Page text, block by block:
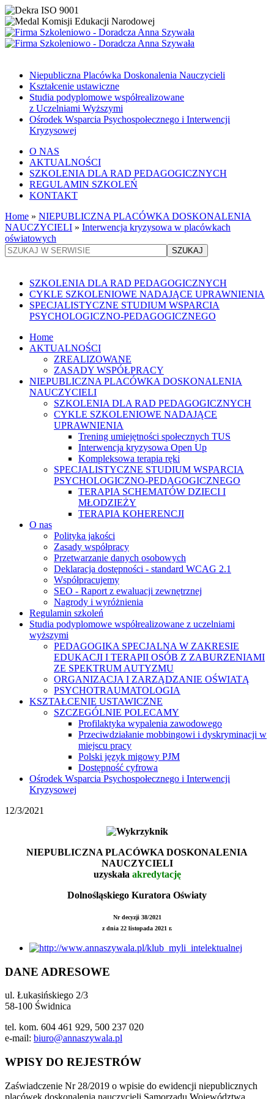
Niepubliczna Placówka Doskonalenia Nauczycieli
Kształcenie ustawiczne
Studia podyplomowe współrealizowane
z Uczelniami Wyższymi
Ośrodek Wsparcia Psychospołecznego i Interwencji
Kryzysowej
O NAS
AKTUALNOŚCI
SZKOLENIA DLA RAD PEDAGOGICZNYCH
REGULAMIN SZKOLEŃ
KONTAKT
Home » NIEPUBLICZNA PLACÓWKA DOSKONALENIA
NAUCZYCIELI » Interwencja kryzysowa w placówkach
oświatowych
SZUKAJ
SZKOLENIA DLA RAD PEDAGOGICZNYCH
CYKLE SZKOLENIOWE NADAJĄCE UPRAWNIENIA
SPECJALISTYCZNE STUDIUM WSPARCIA
PSYCHOLOGICZNO-PEDAGOGICZNEGO
Home
AKTUALNOŚCI
ZREALIZOWANE
ZASADY WSPÓŁPRACY
NIEPUBLICZNA PLACÓWKA DOSKONALENIA
NAUCZYCIELI
SZKOLENIA DLA RAD PEDAGOGICZNYCH
CYKLE SZKOLENIOWE NADAJĄCE
UPRAWNIENIA
Trening umiejętności społecznych TUS
Interwencja kryzysowa Open Up
Kompleksowa terapia ręki
SPECJALISTYCZNE STUDIUM WSPARCIA
PSYCHOLOGICZNO-PEDAGOGICZNEGO
TERAPIA SCHEMATÓW DZIECI I
MŁODZIEŻY
TERAPIA KOHERENCJI
O nas
Polityka jakości
Zasady współpracy
Przetwarzanie danych osobowych
Deklaracja dostępności - standard WCAG 2.1
Współpracujemy
SEO - Raport z ewaluacji zewnętrznej
Nagrody i wyróżnienia
Regulamin szkoleń
Studia podyplomowe współrealizowane z uczelniami
wyższymi
PEDAGOGIKA SPECJALNA W ZAKRESIE
EDUKACJI I TERAPII OSÓB Z ZABURZENIAMI
ZE SPEKTRUM AUTYZMU
ORGANIZACJA I ZARZĄDZANIE OŚWIATĄ
PSYCHOTRAUMATOLOGIA
KSZTAŁCENIE USTAWICZNE
SZCZEGÓLNIE POLECAMY
Profilaktyka wypalenia zawodowego
Przeciwdziałanie mobbingowi i dyskryminacji w
miejscu pracy
Polski język migowy PJM
Dostępność cyfrowa
Ośrodek Wsparcia Psychospołecznego i Interwencji
Kryzysowej
12/3/2021
NIEPUBLICZNA PLACÓWKA DOSKONALENIA
NAUCZYCIELI
uzyskała akredytację
Dolnośląskiego Kuratora Oświaty
Nr decyzji 38/2021
z dnia 22 listopada 2021 r.
DANE ADRESOWE
ul. Łukasińskiego 2/3
58-100 Świdnica
tel. kom. 604 461 929, 500 237 020
e-mail: biuro@annaszywala.pl
WPISY DO REJESTRÓW
Zaświadczenie Nr 28/2019 o wpisie do ewidencji niepublicznych
placówek doskonalenia nauczycieli Samorządu Województwa